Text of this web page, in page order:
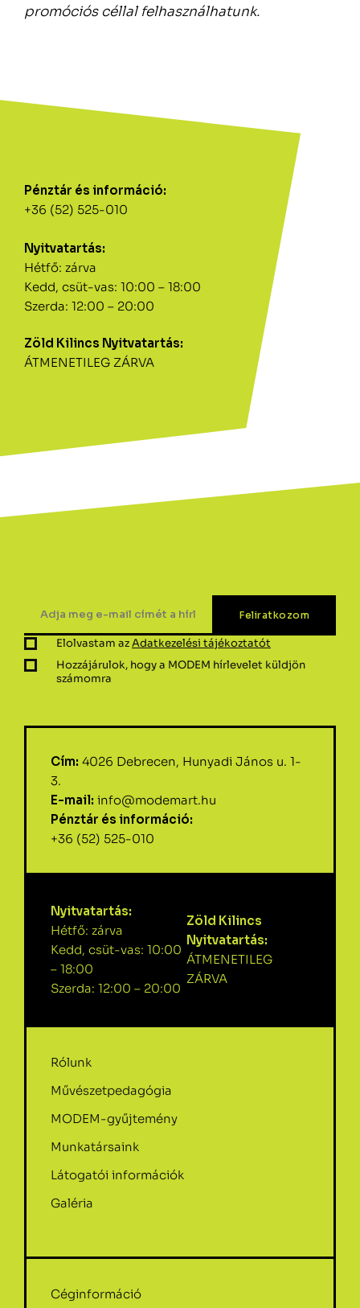
Pénztár és információ:
+36 (52) 525-010
Nyitvatartás:
Hétfő: zárva
Kedd, csüt-vas: 10:00 – 18:00
Szerda: 12:00 – 20:00
Zöld Kilincs Nyitvatartás:
ÁTMENETILEG ZÁRVA
promóciós céllal felhasználhatunk.
Elolvastam azAdatkezelési tájékoztatót
Hozzájárulok, hogy a MODEM hírlevelet küldjön
számomra
Cím: 4026 Debrecen, Hunyadi János u. 1-
3.
E-mail: info@modemart.hu
Pénztár és információ:
+36 (52) 525-010
Nyitvatartás:
Hétfő: zárva
Kedd, csüt-vas: 10:00
– 18:00
Szerda: 12:00 – 20:00
Zöld Kilincs
Nyitvatartás:
ÁTMENETILEG
ZÁRVA
Rólunk
Művészetpedagógia
MODEM-gyűjtemény
Munkatársaink
Látogatói információk
Galéria
Céginformáció